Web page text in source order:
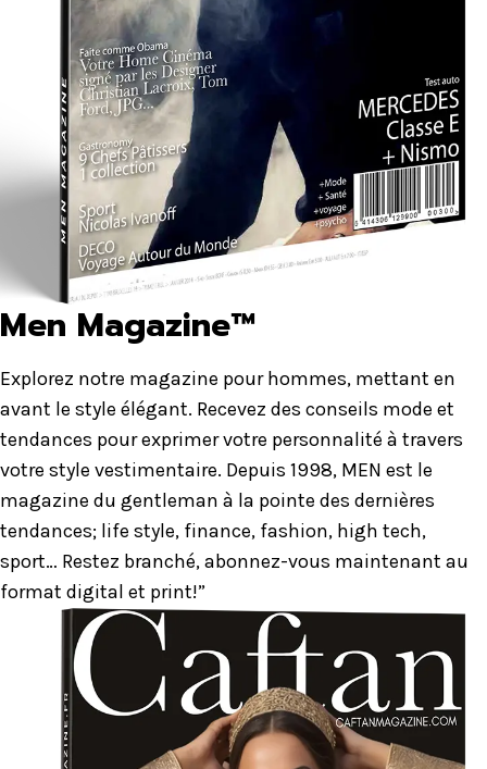
Men Magazine™
Explorez notre magazine pour hommes, mettant en
avant le style élégant. Recevez des conseils mode et
tendances pour exprimer votre personnalité à travers
votre style vestimentaire. Depuis 1998, MEN est le
magazine du gentleman à la pointe des dernières
tendances; life style, finance, fashion, high tech,
sport… Restez branché, abonnez-vous maintenant au
format digital et print!”